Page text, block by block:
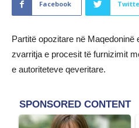
Facebook
Partitë opozitare në Maqedoninë
zvarritja e procesit të furnizimit
e autoriteteve qeveritare.